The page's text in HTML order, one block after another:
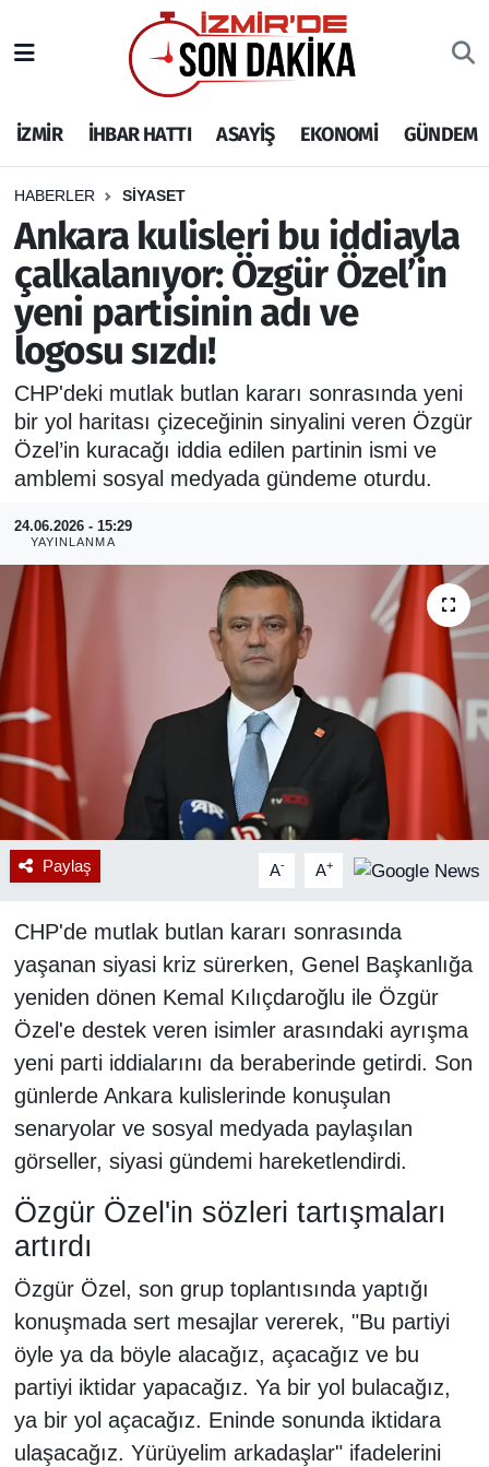
İZMİR İHBAR HATTI ASAYİŞ EKONOMİ GÜNDEM
HABERLER SİYASET
Ankara kulisleri bu iddiayla
çalkalanıyor: Özgür Özel’in
yeni partisinin adı ve
logosu sızdı!
CHP'deki mutlak butlan kararı sonrasında yeni
bir yol haritası çizeceğinin sinyalini veren Özgür
Özel’in kuracağı iddia edilen partinin ismi ve
amblemi sosyal medyada gündeme oturdu.
24.06.2026 - 15:29
YAYINLANMA
Paylaş A- A+
CHP'de mutlak butlan kararı sonrasında
yaşanan siyasi kriz sürerken, Genel Başkanlığa
yeniden dönen Kemal Kılıçdaroğlu ile Özgür
Özel'e destek veren isimler arasındaki ayrışma
yeni parti iddialarını da beraberinde getirdi. Son
günlerde Ankara kulislerinde konuşulan
senaryolar ve sosyal medyada paylaşılan
görseller, siyasi gündemi hareketlendirdi.
Özgür Özel'in sözleri tartışmaları
artırdı
Özgür Özel, son grup toplantısında yaptığı
konuşmada sert mesajlar vererek, "Bu partiyi
öyle ya da böyle alacağız, açacağız ve bu
partiyi iktidar yapacağız. Ya bir yol bulacağız,
ya bir yol açacağız. Eninde sonunda iktidara
ulaşacağız. Yürüyelim arkadaşlar" ifadelerini
İHBAR HATTI
DEPREM
GENEL
EKONOMİ
SİYASET
SPOR
ASAYİŞ
RESMİ REKLAM
İzmir Nöbetçi Eczaneler
İzmir Hava Durumu
İzmir Namaz Vakitleri
İzmir Trafik Yoğunluk Haritası
Puan Durumu ve Fikstür
Tüm Manşetler
Son Dakika Haberleri
Haber Arşivi